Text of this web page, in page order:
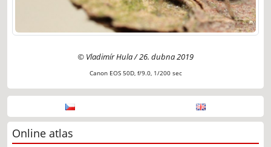
© Vladimír Hula / 26. dubna 2019
Canon EOS 50D, f/9.0, 1/200 sec
Online atlas